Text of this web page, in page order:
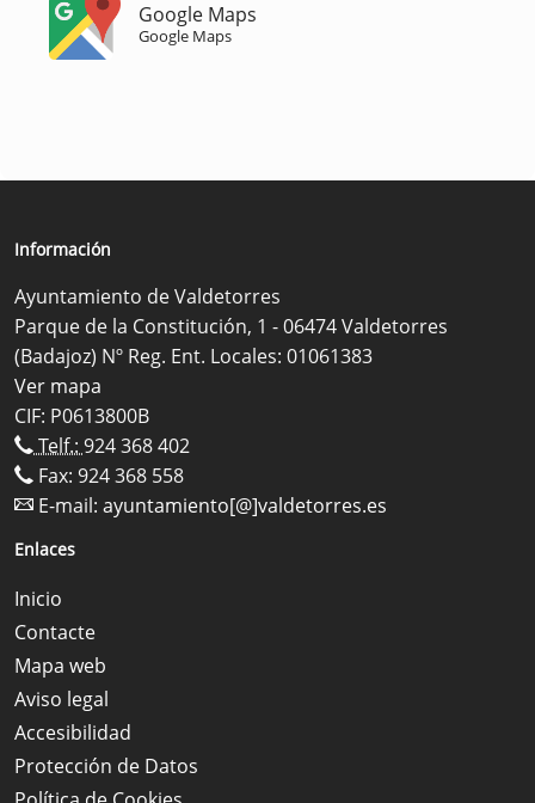
Google Maps
Google Maps
Información
Ayuntamiento de Valdetorres
Parque de la Constitución, 1 - 06474 Valdetorres
(Badajoz) Nº Reg. Ent. Locales: 01061383
Ver mapa
CIF: P0613800B
Telf.: 924 368 402
Fax: 924 368 558
E-mail: ayuntamiento[@]valdetorres.es
Enlaces
Inicio
Contacte
Mapa web
Aviso legal
Accesibilidad
Protección de Datos